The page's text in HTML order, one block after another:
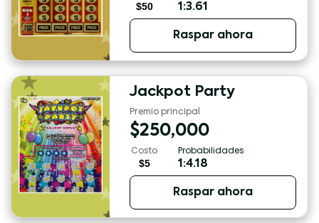
$50 1:3.61
Raspar ahora
Jackpot Party
Premio principal
$250,000
Costo
$5
Probabilidades
1:4.18
Raspar ahora